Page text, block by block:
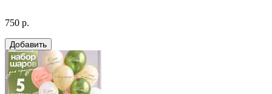
750 р.